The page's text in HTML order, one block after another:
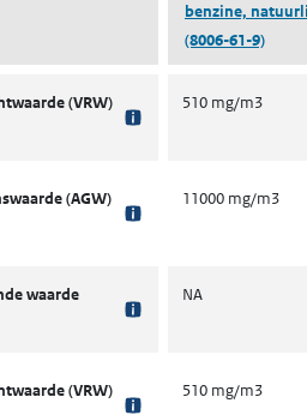
benzine,
(8006-61-9)
(VRW)
510 mg/m3
(AGW)
11000 mg/m3
waarde
NA
(VRW)
510 mg/m3